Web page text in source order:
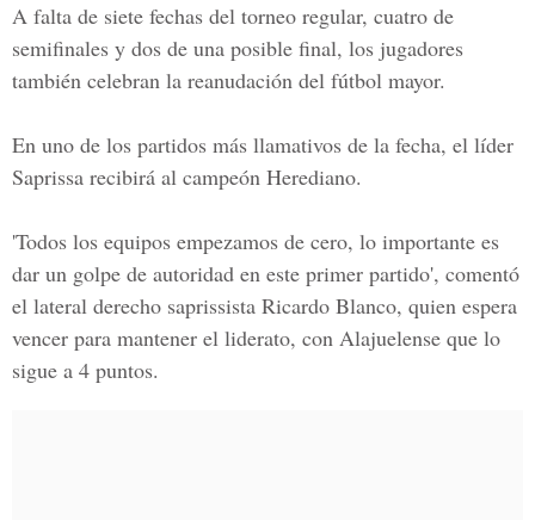
A falta de siete fechas del torneo regular, cuatro de
semifinales y dos de una posible final, los jugadores
también celebran la reanudación del fútbol mayor.
En uno de los partidos más llamativos de la fecha, el líder
Saprissa recibirá al campeón Herediano.
'Todos los equipos empezamos de cero, lo importante es
dar un golpe de autoridad en este primer partido', comentó
el lateral derecho saprissista Ricardo Blanco, quien espera
vencer para mantener el liderato, con Alajuelense que lo
sigue a 4 puntos.